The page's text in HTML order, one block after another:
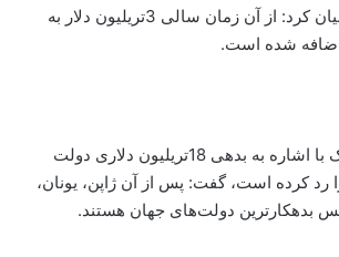
آمریکا سخن گفت و بیان کرد: از آن زمان سالی 3تریلیون دلار به
اضافه شده است.
استاد علوم استراتژیک با اشاره به بدهی 18تریلیون دلاری دولت
رد کرده است، گفت: پس از آن ژاپن، یونان،
بدهکارترین دولت‌های جهان هستند.